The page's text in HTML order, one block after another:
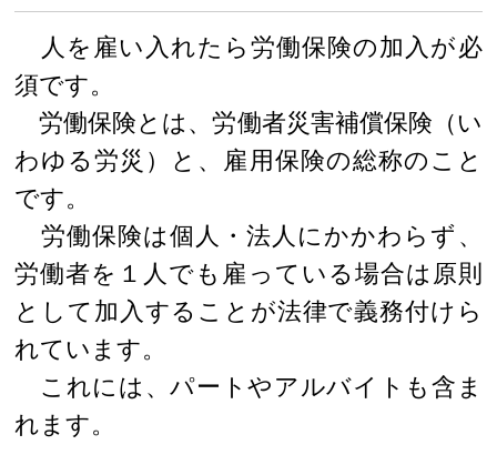
人を雇い入れたら労働保険の加入が必
須です。
労働保険とは、労働者災害補償保険（い
わゆる労災）と、雇用保険の総称のこと
です。
労働保険は個人・法人にかかわらず、
労働者を１人でも雇っている場合は原則
として加入することが法律で義務付けら
れています。
これには、パートやアルバイトも含ま
れます。